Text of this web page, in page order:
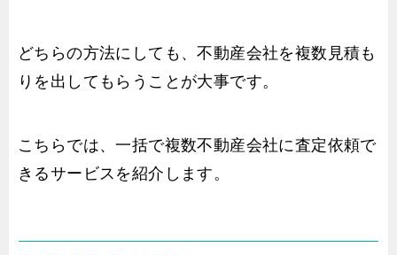
どちらの方法にしても、不動産会社を複数見積も
りを出してもらうことが大事です。
こちらでは、一括で複数不動産会社に査定依頼で
きるサービスを紹介します。